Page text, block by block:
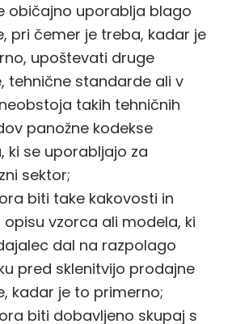
običajno uporablja blago
pri čemer je treba, kadar je
upoštevati druge
tehnične standarde ali v
takih tehničnih
panožne kodekse
ki se uporabljajo za
sektor;
biti take kakovosti in
vzorca ali modela, ki
dal na razpolago
pred sklenitvijo prodajne
kadar je to primerno;
biti dobavljeno skupaj s